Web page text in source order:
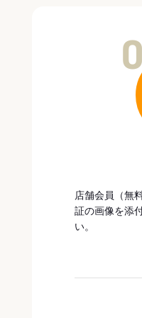
店舗会員（無
証の画像を添
い。